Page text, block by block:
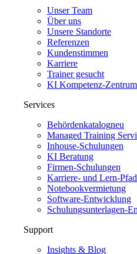
Unser Team
Über uns
Unsere Standorte
Referenzen
Kundenstimmen
Karriere
Trainer gesucht
KI Kompetenz-Zentrum
Services
Behördenkatalogneu
Managed Training
Inhouse-Schulungen
KI Beratung
Firmen-Schulungen
Karriere- und Lern-
Notebookvermietung
Software-Entwicklung
Schulungsunterlagen-
Support
Insights & Blog